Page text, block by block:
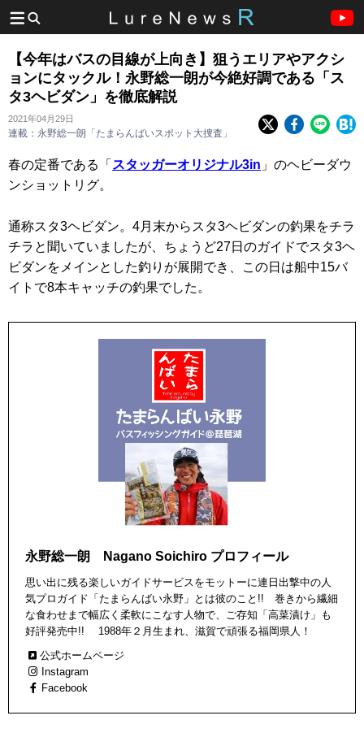
【今年はバスの目線が上向き】狙うエリアやアクシ
ョンにタックル！永野総一朗が今絶好調である「ス
タ3ヘビダン」を徹底解説
2021年04月29日
連載：永野総一朗「たまらんばいスポット大捜査」
春の定番である「 スタッガーオリジナル3in 」のヘビーダウ
ンショットリグ。
通称スタ3ヘビダン。4月末からスタ3ヘビダンの釣果をチラ
チラと聞いていましたが、ちょうど27日のガイドでスタ3ヘ
ビダンをメインとした釣りが展開でき、この日は船中15バ
イトで8本キャッチの釣果でした。
永野総一朗 Nagano Soichiro プロフィール
思い出に残る楽しいガイドサービスをモットーに連日出撃中の人
気プロガイド「たまらんばい永野」とは彼のこと!! 巻きから繊細
な食わせまで幅広く柔軟にこなす人物で、ご存知「高菜漬け」も
好評発売中!! 1988年２月生まれ、滋賀で頑張る福岡県人！
公式ホームページ
Instagram
Facebook